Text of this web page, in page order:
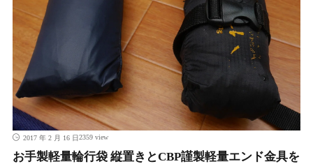
2017 年 2 月 16 日2359 view
お手製軽量輪行袋 縦置きとCBP謹製軽量エンド金具を